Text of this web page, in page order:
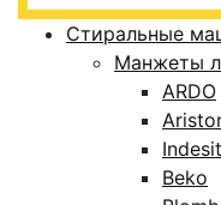
Стиральные
Манжеты
ARDO
Indesit
Beko